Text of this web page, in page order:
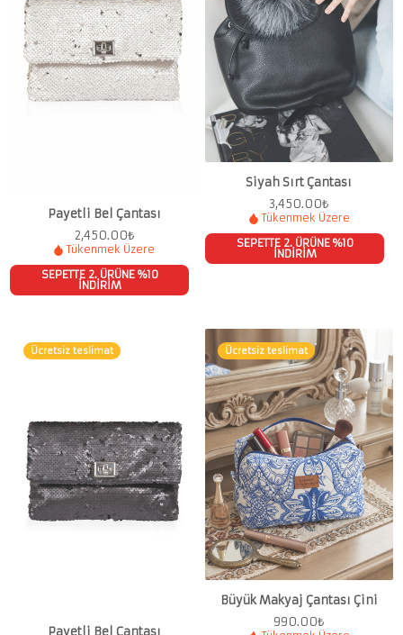
Payetli Bel Çantası
2,450.00₺
Tükenmek Üzere
SEPETTE 2. ÜRÜNE %10
İNDİRİM
Siyah Sırt Çantası
3,450.00₺
Tükenmek Üzere
SEPETTE 2. ÜRÜNE %10
İNDİRİM
Ücretsiz teslimat Ücretsiz teslimat
Büyük Makyaj Çantası Çini
990.00₺